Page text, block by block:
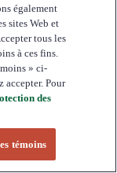
également
sites Web et
tous les
à ces fins.
» ci-
accepter. Pour
des
témoins